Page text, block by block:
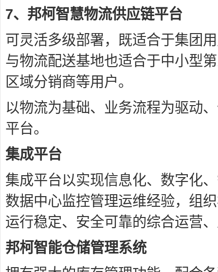
7、邦柯智慧物流供应链平台
可灵活多级部署，既适合于集团
与物流配送基地也适合于中小型
区域分销商等用户。
以物流为基础、业务流程为驱动
平台。
集成平台
集成平台以实现信息化、数字化
数据中心监控管理运维经验，组
运行稳定、安全可靠的综合运营
邦柯智能仓储管理系统